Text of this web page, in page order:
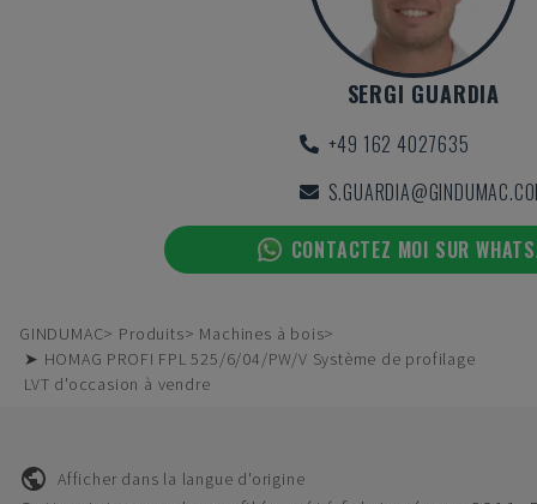
SERGI GUARDIA
+49 162 4027635
CONTACTEZ MOI SUR
GINDUMAC Produits
Machines à bois
➤ HOMAG PROFI FPL 525/6/04/PW/V Système de profilage
LVT d'occasion à vendre
Afficher dans la langue d'origine